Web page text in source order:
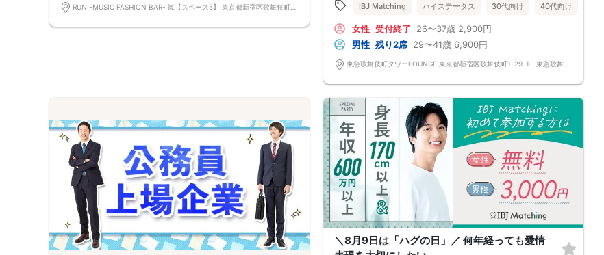
■最小催行人数
■中止判断タイミング
いろいろな料理を少しずつ楽しめる！
✦メニュー✦
サラダ類/お肉系/揚げ物など＆hellip＆＆
当日何が出るかはお楽しみ♪
IBJ Matching ハイステータス 30代向け 40代向け
女性 受付終了 26〜37歳 2,900円
男性 残り2席 29〜41歳 6,900円
東急歌舞伎町タワーLOUNGE 東京都新宿区歌舞伎町1-29-1 東急歌舞伎町タワー5F
＼8月9日は「ハグの日」／ 何年経っても愛情